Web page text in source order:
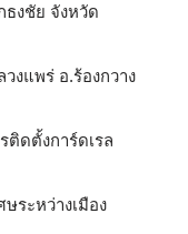
ธงชัย จังหวัด
งแพร่ อ.ร้องกวาง
ติดตั้งการ์ดเรล
ระหว่างเมือง